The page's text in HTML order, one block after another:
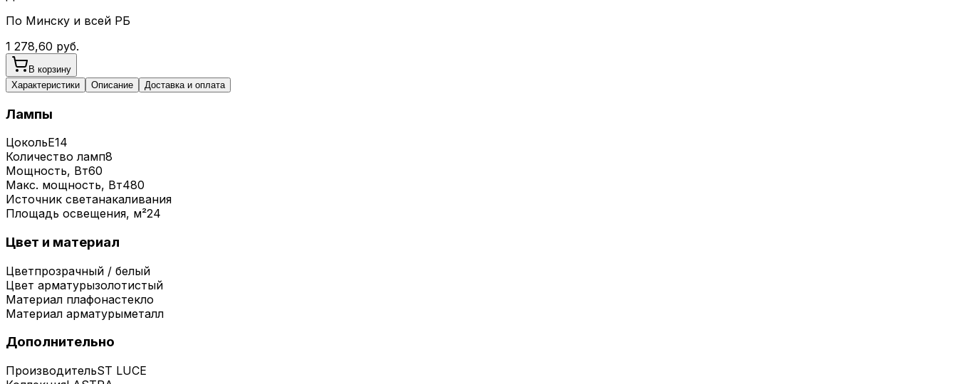
По Минску и всей РБ
1 278,60 руб.
В корзину
Характеристики
Описание Доставка и оплата
Лампы
ЦокольE14
Количество ламп8
Мощность, Вт60
Макс. мощность, Вт480
Источник светанакаливания
Площадь освещения, м²24
Цвет и материал
Цветпрозрачный / белый
Цвет арматурызолотистый
Материал плафонастекло
Материал арматурыметалл
Дополнительно
ПроизводительST LUCE